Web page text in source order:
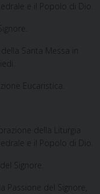
e il Popolo di Dio.
Santa Messa in
Eucaristica.
della Liturgia
e il Popolo di Dio.
Signore.
Passione del Signore,